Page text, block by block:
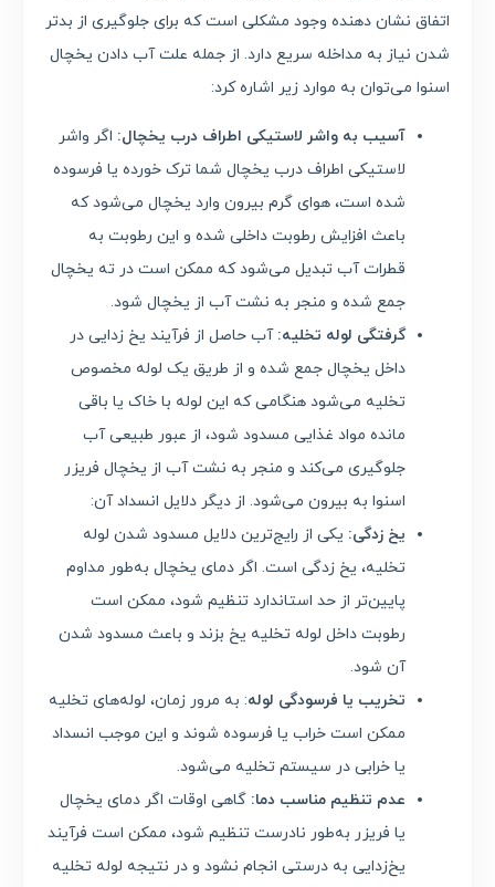
اتفاق نشان دهنده وجود مشکلی است که برای جلوگیری از بدتر
شدن نیاز به مداخله سریع دارد. از جمله علت آب دادن یخچال
اسنوا می‌توان به موارد زیر اشاره کرد:
آسیب به واشر لاستیکی اطراف درب یخچال: اگر واشر
لاستیکی اطراف درب یخچال شما ترک خورده یا فرسوده
شده است، هوای گرم بیرون وارد یخچال می‌شود که
باعث افزایش رطوبت داخلی شده و این رطوبت به
قطرات آب تبدیل می‌شود که ممکن است در ته یخچال
جمع شده و منجر به نشت آب از یخچال شود.
گرفتگی لوله تخلیه: آب حاصل از فرآیند یخ زدایی در
داخل یخچال جمع شده و از طریق یک لوله مخصوص
تخلیه می‌شود هنگامی که این لوله با خاک یا باقی
مانده مواد غذایی مسدود شود، از عبور طبیعی آب
جلوگیری می‌کند و منجر به نشت آب از یخچال فریزر
اسنوا به بیرون می‌شود. از دیگر دلایل انسداد آن:
یخ زدگی: یکی از رایج‌ترین دلایل مسدود شدن لوله
تخلیه، یخ زدگی است. اگر دمای یخچال به‌طور مداوم
پایین‌تر از حد استاندارد تنظیم شود، ممکن است
رطوبت داخل لوله تخلیه یخ بزند و باعث مسدود شدن
آن شود.
تخریب یا فرسودگی لوله: به مرور زمان، لوله‌های تخلیه
ممکن است خراب یا فرسوده شوند و این موجب انسداد
یا خرابی در سیستم تخلیه می‌شود.
عدم تنظیم مناسب دما: گاهی اوقات اگر دمای یخچال
یا فریزر به‌طور نادرست تنظیم شود، ممکن است فرآیند
یخ‌زدایی به درستی انجام نشود و در نتیجه لوله تخلیه